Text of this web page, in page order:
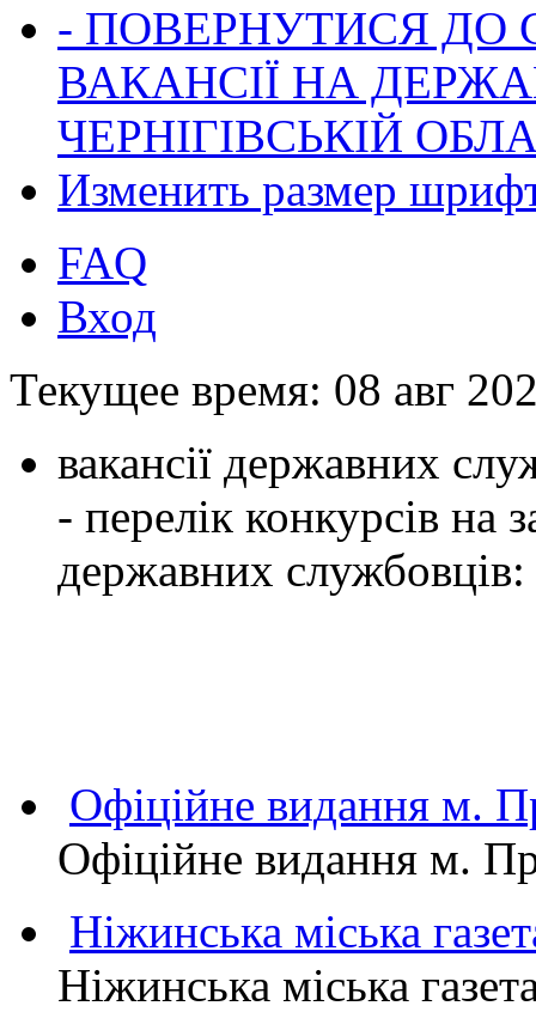
- ПОВЕРНУТИСЯ ДО
ВАКАНСІЇ НА
ЧЕРНІГІВСЬКІЙ
Изменить размер
FAQ
Вход
Текущее время: 08 авг
вакансії державних
- перелік конкурсів на
державних службовців:
Офіційне видання
Офіційне видання м.
Ніжинська міська
Ніжинська міська